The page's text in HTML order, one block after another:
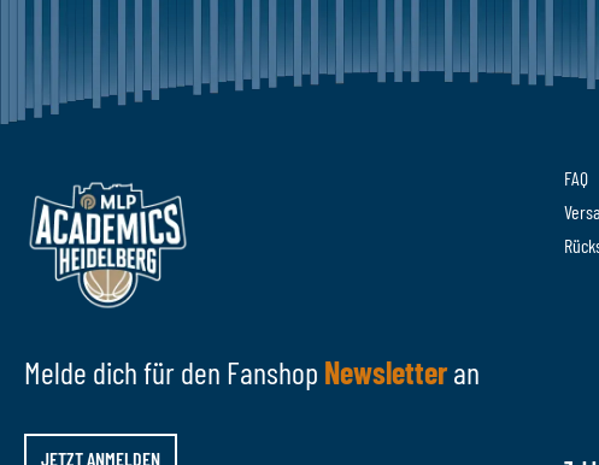
Melde dich für den Fanshop Newsletteran
JETZT ANMELDEN
FAQ